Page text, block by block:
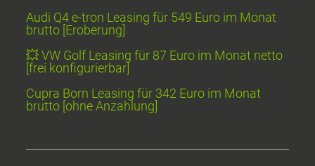
Audi Q4 e-tron Leasing für 549 Euro im Monat
brutto [Eroberung]
💥 VW Golf Leasing für 87 Euro im Monat netto
[frei konfigurierbar]
Cupra Born Leasing für 342 Euro im Monat
brutto [ohne Anzahlung]